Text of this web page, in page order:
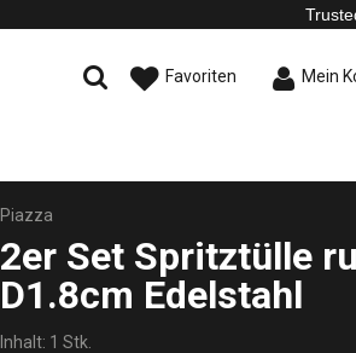
Favoriten Mein
Piazza
2er Set Spritztülle
D1.8cm Edelstahl
Inhalt: 1 Stk.